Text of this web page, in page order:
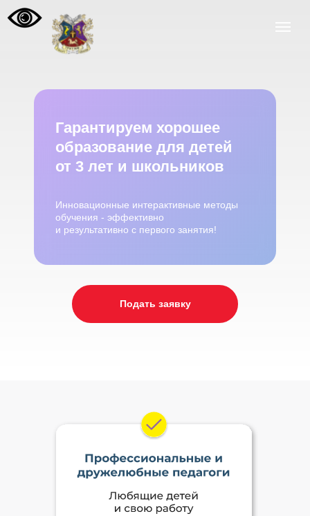
Гарантируем хорошее
образование для детей
от 3 лет и школьников
Инновационные интерактивные методы
обучения - эффективно
и результативно с первого занятия!
Подать заявку